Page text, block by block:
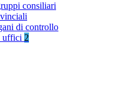
consiliari
di controllo
uffici 2